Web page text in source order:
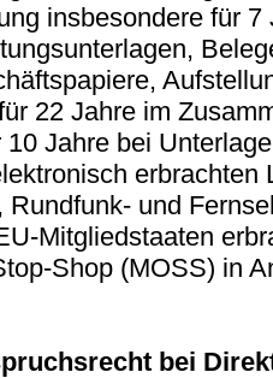
insbesondere für 7
22 Jahre im
Jahre bei
erbrachten
Rundfunk- und
Mitgliedstaaten
Shop (MOSS) in
bei